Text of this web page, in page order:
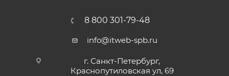
8 800 301-79-48
info@itweb-spb.ru
г. Санкт-Петербург,
Краснопутиловская ул, 69